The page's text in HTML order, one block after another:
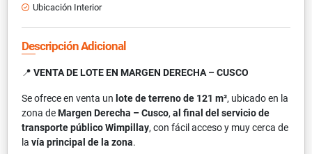
Ubicación Interior
Descripción Adicional
📍 VENTA DE LOTE EN MARGEN DERECHA – CUSCO
Se ofrece en venta un lote de terreno de 121 m², ubicado en la
zona deMargen Derecha – Cusco, al final del servicio de
transporte público Wimpillay, con fácil acceso y muy cerca de
la vía principal de la zona.